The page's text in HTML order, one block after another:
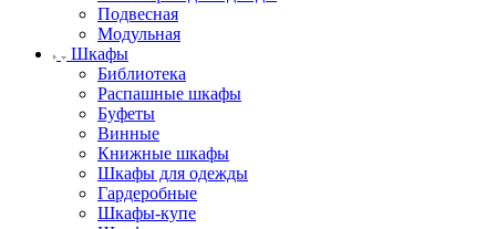
Подвесная
Модульная
Шкафы
Библиотека
Распашные шкафы
Буфеты
Винные
Книжные шкафы
Шкафы для одежды
Гардеробные
Шкафы-купе